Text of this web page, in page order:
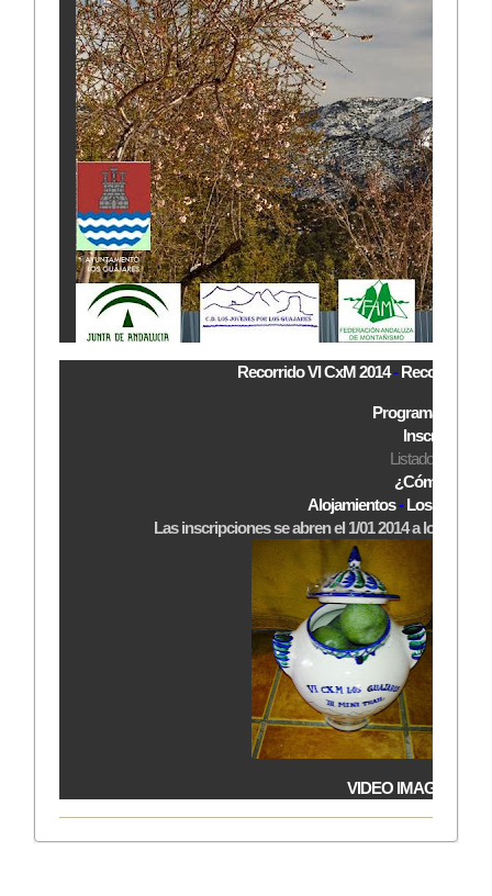
Recorrido VI CxM 2014-Recorrido III
Programa
Inscripciones
Listado de
¿Cómo
Alojamientos-Los
Las inscripciones se abren el 1/01 2014 a los
VIDEO IMAGENES